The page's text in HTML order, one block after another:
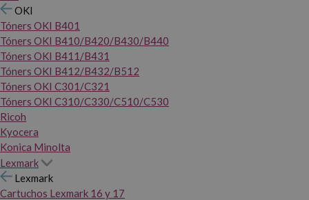
OKI
Tóners OKI B401
Tóners OKI B410/B420/B430/B440
Tóners OKI B411/B431
Tóners OKI B412/B432/B512
Tóners OKI C301/C321
Tóners OKI C310/C330/C510/C530
Ricoh
Kyocera
Konica Minolta
Lexmark
Lexmark
Cartuchos Lexmark 16 y 17